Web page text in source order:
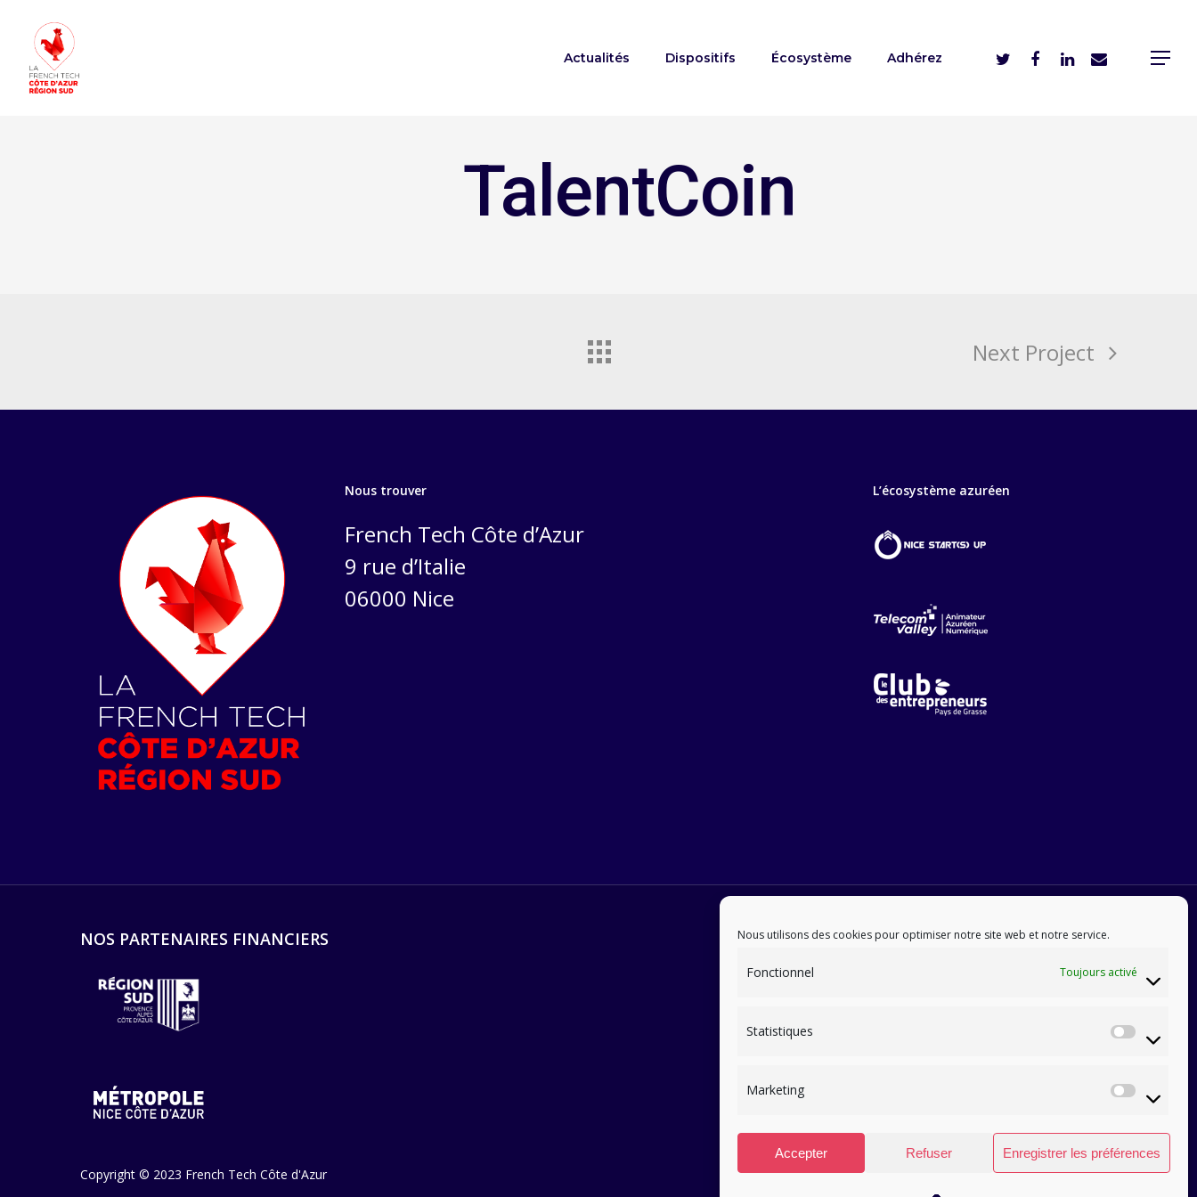
Nous utilisons des cookies pour optimiser notre site web et notre service.
Fonctionnel Toujours activé
Statistiques
Marketing
Accepter Refuser Enregistrer les préférences
Actualités Dispositifs Écosystème Adhérez
TalentCoin
Next Project
Nous trouver
French Tech Côte d’Azur
9 rue d’Italie
06000 Nice
L’écosystème azuréen
NOS PARTENAIRES FINANCIERS
Copyright © 2023 French Tech Côte d'Azur